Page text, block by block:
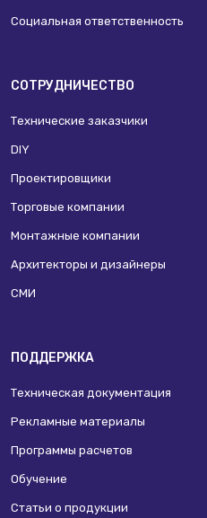
Социальная ответственность
СОТРУДНИЧЕСТВО
Технические заказчики
DIY
Проектировщики
Торговые компании
Монтажные компании
Архитекторы и дизайнеры
СМИ
ПОДДЕРЖКА
Техническая документация
Рекламные материалы
Программы расчетов
Обучение
Статьи о продукции